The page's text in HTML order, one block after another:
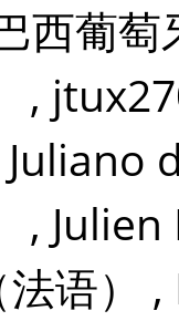
巴西葡
,
Juliano
,
法语） ,